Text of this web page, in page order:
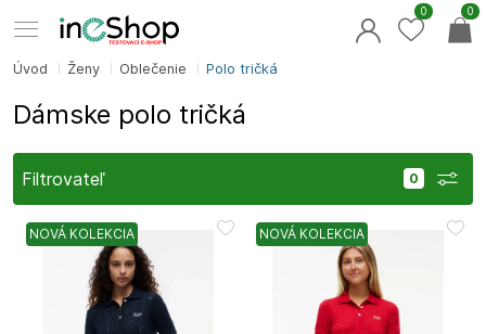
Úvod Ženy Oblečenie Polo tričká
Dámske polo tričká
Filtrovateľ
NOVÁ KOLEKCIA NOVÁ KOLEKCIA
0
0